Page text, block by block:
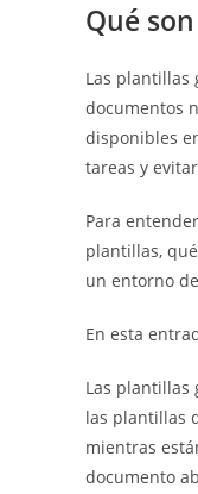
entrada:
Qué
Las plantillas
documentos
disponibles
tareas y
Para
plantillas,
un entorno
En esta
Las plantillas
las plantillas
mientras
documento